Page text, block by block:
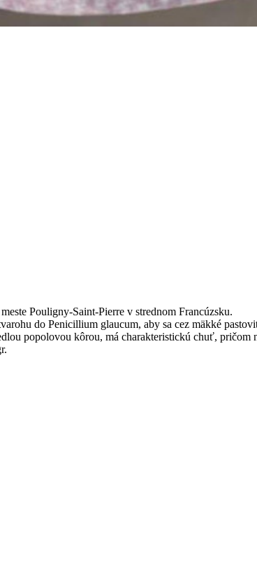
Pouligny-Saint-Pierre v strednom Francúzsku.
do Penicillium glaucum, aby sa cez mäkké
popolovou kôrou, má charakteristickú chuť, pričom